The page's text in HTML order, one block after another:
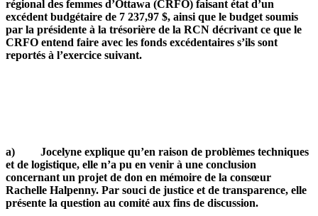
régional des femmes d’Ottawa (CRFO) faisant état d’un
excédent budgétaire de 7 237,97 $, ainsi que le budget soumis
par la présidente à la trésorière de la RCN décrivant ce que le
CRFO entend faire avec les fonds excédentaires s’ils sont
reportés à l’exercice suivant.
a) Jocelyne explique qu’en raison de problèmes techniques
et de logistique, elle n’a pu en venir à une conclusion
concernant un projet de don en mémoire de la consœur
Rachelle Halpenny. Par souci de justice et de transparence, elle
présente la question au comité aux fins de discussion.